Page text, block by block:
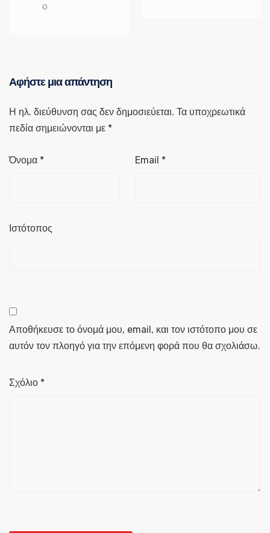
ο
Αφήστε μια απάντηση
Η ηλ. διεύθυνση σας δεν δημοσιεύεται. Τα υποχρεωτικά
πεδία σημειώνονται με *
Όνομα * Email *
Ιστότοπος
Αποθήκευσε το όνομά μου, email, και τον ιστότοπο μου σε
αυτόν τον πλοηγό για την επόμενη φορά που θα σχολιάσω.
Σχόλιο *